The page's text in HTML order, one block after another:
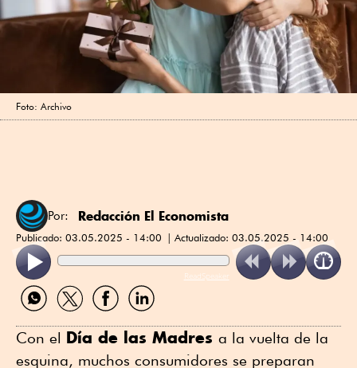
Foto: Archivo
Por: Redacción El Economista
Publicado: 03.05.2025 - 14:00 Actualizado: 03.05.2025 - 14:00
ReadSpeaker
Compartir
por
Compartir
por
Compartir
por
Compartir
por
Con el Día de las Madres a la vuelta de la
esquina, muchos consumidores se preparan